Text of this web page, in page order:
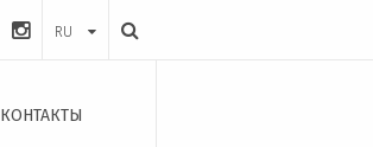
RU
КОНТАКТЫ